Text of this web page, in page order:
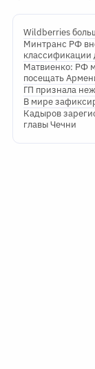
Wildberries
Минтранс РФ
классификации
Матвиенко: РФ
посещать
ГП признала
В мире
Кадыров
главы Чечни